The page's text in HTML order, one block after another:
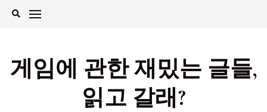
Skip
게임에 관한 재밌는 글들,
읽고 갈래?